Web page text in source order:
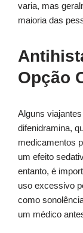
varia, mas
maioria das
Opção
Alguns
difenidramina,
medicamentos
um efeito
entanto, é
uso excessivo
como
um médico